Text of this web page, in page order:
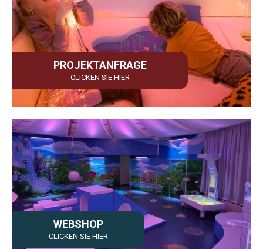
PROJEKTANFRAGE
CLICKEN SIE HIER
WEBSHOP
CLICKEN SIE HIER